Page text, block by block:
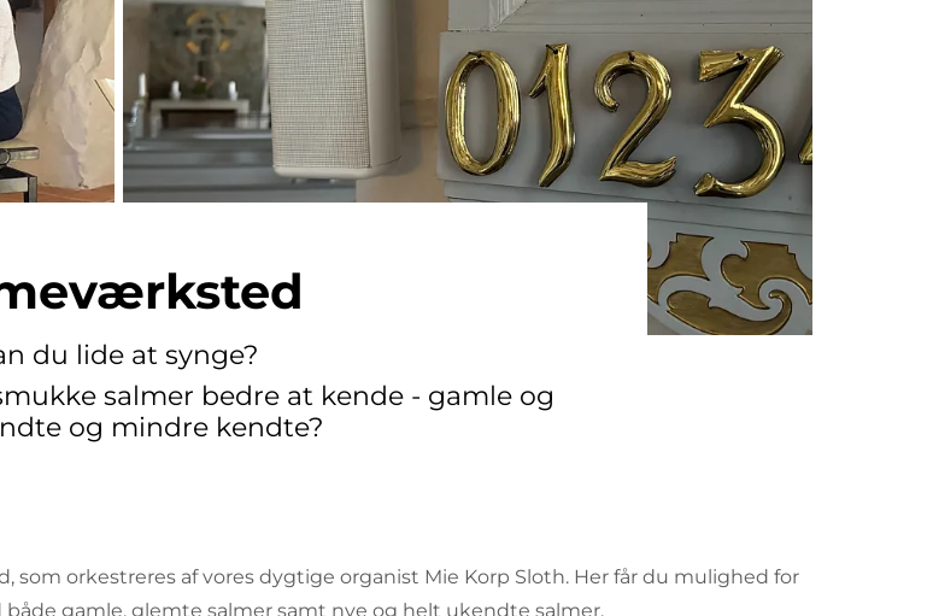
du lide at synge?
salmer bedre at kende - gamle og
og mindre kendte?
orkestreres af vores dygtige organist Mie Korp Sloth. Her får du mulighed for
gamle, glemte salmer samt nye og helt ukendte salmer.